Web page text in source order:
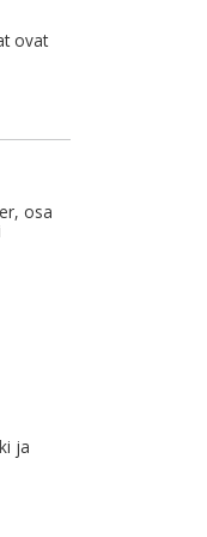
ovat
osa
ja